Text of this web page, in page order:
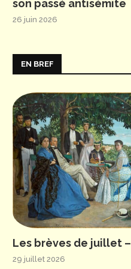
son passé antisémite
26 juin 2026
EN BREF
Les brèves de juillet –
29 juillet 2026